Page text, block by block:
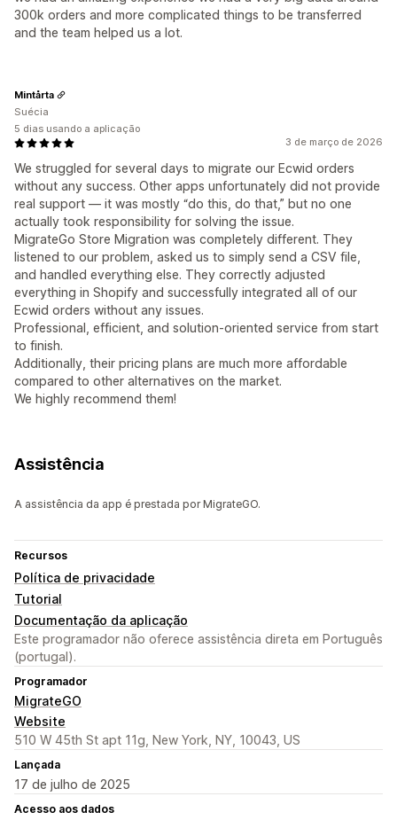
300k orders and more complicated things to be transferred
and the team helped us a lot.
3 de março de 2026
We struggled for several days to migrate our Ecwid orders
without any success. Other apps unfortunately did not provide
real support — it was mostly “do this, do that,” but no one
actually took responsibility for solving the issue.
MigrateGo Store Migration was completely different. They
listened to our problem, asked us to simply send a CSV file,
and handled everything else. They correctly adjusted
everything in Shopify and successfully integrated all of our
Ecwid orders without any issues.
Professional, efficient, and solution-oriented service from start
to finish.
Additionally, their pricing plans are much more affordable
compared to other alternatives on the market.
We highly recommend them!
Mintårta
Suécia
5 dias usando a aplicação
Assistência
A assistência da app é prestada por MigrateGO.
Recursos
Política de privacidade
Tutorial
Documentação da aplicação
Este programador não oferece assistência direta em Português
(portugal).
Programador
MigrateGO
Website
510 W 45th St apt 11g, New York, NY, 10043, US
Lançada
17 de julho de 2025
Acesso aos dados